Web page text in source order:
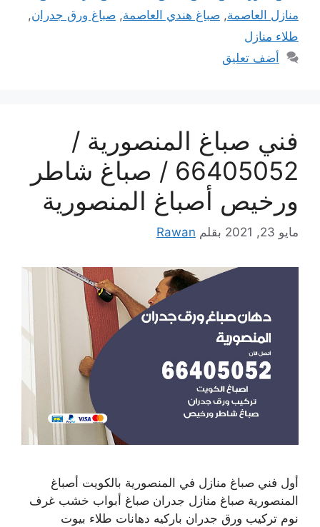
منازل العاصمة, صباغ هندي العاصمة, صباغ ورق جدران,
طلاء منازل
أضف تعليق
فني صباغ المنصورية /
66405052 / صباغ شاطر
ورخيص أصباغ المنصورية
مايو 23, 2021 بقلم Rawan
أول فني صباغ منازل في المنصورية بالكويت أصباغ
المنصورية صباغ منازل جدران صباغ أبواب خشب غرف
نوم تركيب ورق جدران باركيه دهانات طلاء بيوت